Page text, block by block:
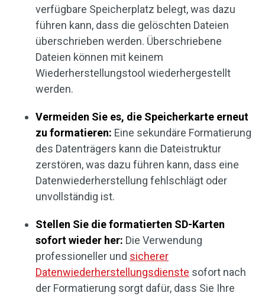
verfügbare Speicherplatz belegt, was dazu
führen kann, dass die gelöschten Dateien
überschrieben werden. Überschriebene
Dateien können mit keinem
Wiederherstellungstool wiederhergestellt
werden.
Vermeiden Sie es, die Speicherkarte erneut
zu formatieren: Eine sekundäre Formatierung
des Datenträgers kann die Dateistruktur
zerstören, was dazu führen kann, dass eine
Datenwiederherstellung fehlschlägt oder
unvollständig ist.
Stellen Sie die formatierten SD-Karten
sofort wieder her: Die Verwendung
professioneller und sicherer
Datenwiederherstellungsdienste sofort nach
der Formatierung sorgt dafür, dass Sie Ihre